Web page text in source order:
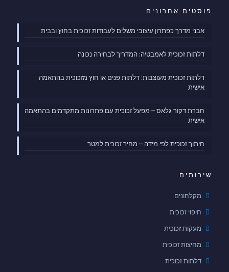
פוסטים אחרונים
אבני מדרך כפתרון עיצובי משלים לעבודות זכוכית בחוץ ובבית
דלתות זכוכית לאמבטיה: המדריך לבחירה נכונה
דלתות זכוכית מעוצבות: דלתות פנים או חוץ מזכוכית בהתאמה
אישית
חברת דקור גלאס – מפעל זכוכית עם פתרונות מתקדמים בהתאמה
אישית
חיתוך זכוכית לפי מידה – מחיר זכוכית למטר
שירותים
מקלחונים
חיפוי זכוכית
מעקות זכוכית
מחיצות זכוכית
דלתות זכוכית